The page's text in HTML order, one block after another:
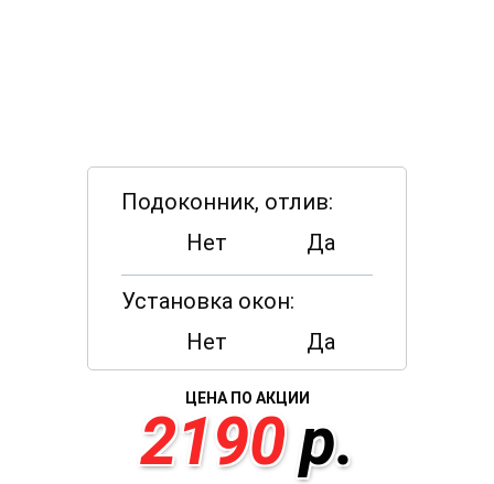
Подоконник, отлив:
Нет
Да
Установка окон:
Нет
Да
ЦЕНА ПО АКЦИИ
2190р.